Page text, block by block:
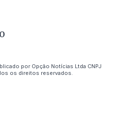
por Opção Notícias Ltda CNPJ
os direitos reservados.